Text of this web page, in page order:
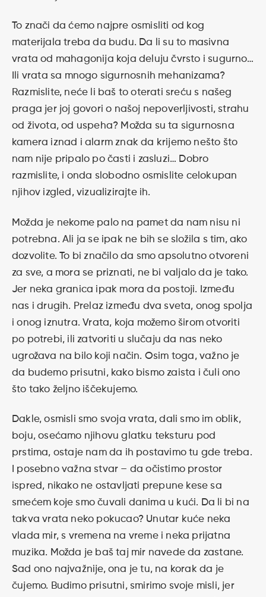
To znači da ćemo najpre osmisliti od kog
materijala treba da budu. Da li su to masivna
vrata od mahagonija koja deluju čvrsto i sugurno…
Ili vrata sa mnogo sigurnosnih mehanizama?
Razmislite, neće li baš to oterati sreću s našeg
praga jer joj govori o našoj nepoverljivosti, strahu
od života, od uspeha? Možda su ta sigurnosna
kamera iznad i alarm znak da krijemo nešto što
nam nije pripalo po časti i zasluzi… Dobro
razmislite, i onda slobodno osmislite celokupan
njihov izgled, vizualizirajte ih.
Možda je nekome palo na pamet da nam nisu ni
potrebna. Ali ja se ipak ne bih se složila s tim, ako
dozvolite. To bi značilo da smo apsolutno otvoreni
za sve, a mora se priznati, ne bi valjalo da je tako.
Jer neka granica ipak mora da postoji. Između
nas i drugih. Prelaz između dva sveta, onog spolja
i onog iznutra. Vrata, koja možemo širom otvoriti
po potrebi, ili zatvoriti u slučaju da nas neko
ugrožava na bilo koji način. Osim toga, važno je
da budemo prisutni, kako bismo zaista i čuli ono
što tako željno iščekujemo.
Dakle, osmisli smo svoja vrata, dali smo im oblik,
boju, osećamo njihovu glatku teksturu pod
prstima, ostaje nam da ih postavimo tu gde treba.
I posebno važna stvar – da očistimo prostor
ispred, nikako ne ostavljati prepune kese sa
smećem koje smo čuvali danima u kući. Da li bi na
takva vrata neko pokucao? Unutar kuće neka
vlada mir, s vremena na vreme i neka prijatna
muzika. Možda je baš taj mir navede da zastane.
Sad ono najvažnije, ona je tu, na korak da je
čujemo. Budimo prisutni, smirimo svoje misli, jer